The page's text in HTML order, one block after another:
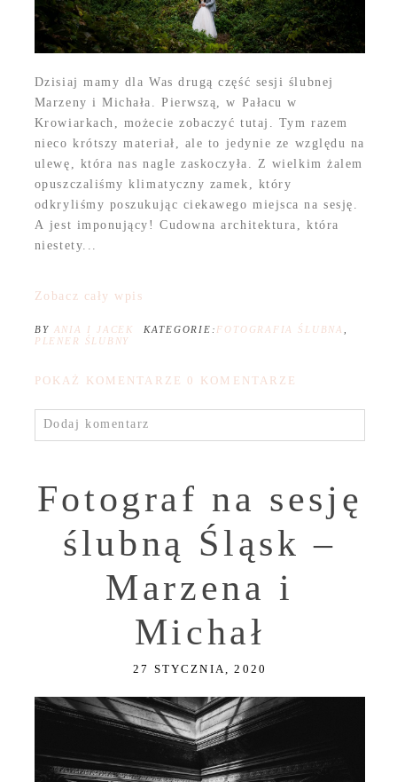
Dzisiaj mamy dla Was drugą część sesji ślubnej
Marzeny i Michała. Pierwszą, w Pałacu w
Krowiarkach, możecie zobaczyć tutaj. Tym razem
nieco krótszy materiał, ale to jedynie ze względu na
ulewę, która nas nagle zaskoczyła. Z wielkim żalem
opuszczaliśmy klimatyczny zamek, który
odkryliśmy poszukując ciekawego miejsca na sesję.
A jest imponujący! Cudowna architektura, która
niestety...
Zobacz cały wpis
BY ANIA I JACEK KATEGORIE: FOTOGRAFIA ŚLUBNA
PLENER ŚLUBNY
POKAŻ KOMENTARZE 0 KOMENTARZE
Dodaj komentarz
Fotograf na sesję
ślubną Śląsk –
Marzena i
Michał
27 STYCZNIA, 2020